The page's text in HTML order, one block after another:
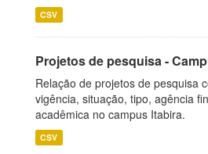
CSV
Projetos de pesquisa -
Relação de projetos de pesquisa
vigência, situação, tipo, agência
acadêmica no campus Itabira.
CSV